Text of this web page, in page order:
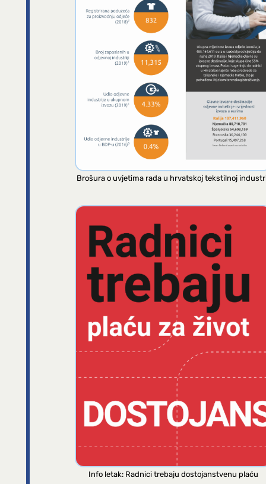
Brošura o uvjetima rada u hrvatskoj tekstilnoj
Info letak: Radnici trebaju dostojanstvenu plaću